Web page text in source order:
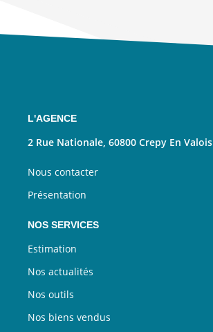
L'AGENCE
2 Rue Nationale, 60800 Crepy En Valois
Nous contacter
Présentation
NOS SERVICES
Estimation
Nos actualités
Nos outils
Nos biens vendus